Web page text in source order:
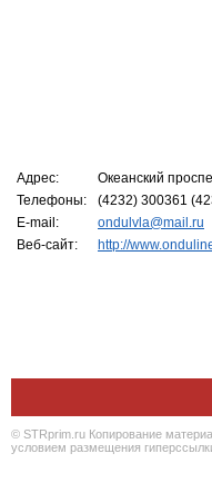
Адрес:
Океанский
Телефоны:
(4232) 300361
E-mail:
ondulvla@mail.ru
Веб-сайт:
http://
© STRprim.ru Копирование
условием размещения